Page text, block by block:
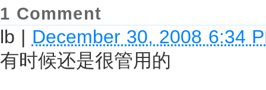
1 Comment
lb | December 30, 2008 6:34
有时候还是很管用的